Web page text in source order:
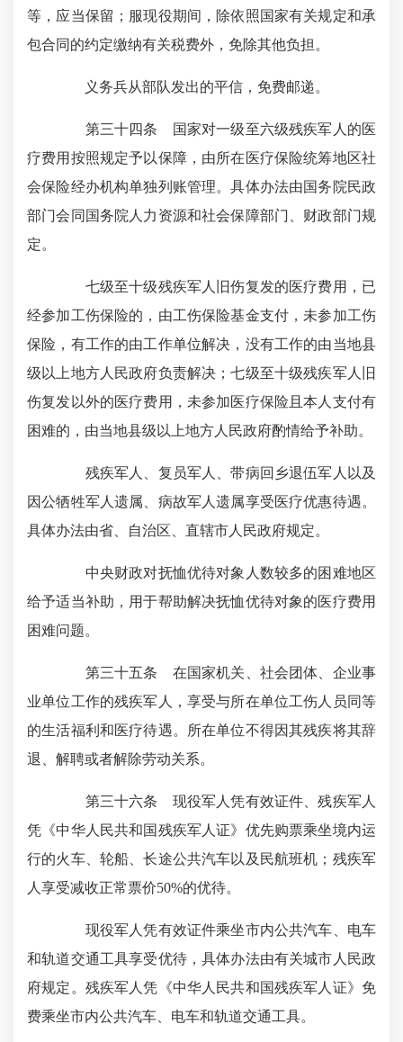
等，应当保留；服现役期间，除依照国家有关规定和承
包合同的约定缴纳有关税费外，免除其他负担。
义务兵从部队发出的平信，免费邮递。
第三十四条 国家对一级至六级残疾军人的医
疗费用按照规定予以保障，由所在医疗保险统筹地区社
会保险经办机构单独列账管理。具体办法由国务院民政
部门会同国务院人力资源和社会保障部门、财政部门规
定。
七级至十级残疾军人旧伤复发的医疗费用，已
经参加工伤保险的，由工伤保险基金支付，未参加工伤
保险，有工作的由工作单位解决，没有工作的由当地县
级以上地方人民政府负责解决；七级至十级残疾军人旧
伤复发以外的医疗费用，未参加医疗保险且本人支付有
困难的，由当地县级以上地方人民政府酌情给予补助。
残疾军人、复员军人、带病回乡退伍军人以及
因公牺牲军人遗属、病故军人遗属享受医疗优惠待遇。
具体办法由省、自治区、直辖市人民政府规定。
中央财政对抚恤优待对象人数较多的困难地区
给予适当补助，用于帮助解决抚恤优待对象的医疗费用
困难问题。
第三十五条 在国家机关、社会团体、企业事
业单位工作的残疾军人，享受与所在单位工伤人员同等
的生活福利和医疗待遇。所在单位不得因其残疾将其辞
退、解聘或者解除劳动关系。
第三十六条 现役军人凭有效证件、残疾军人
凭《中华人民共和国残疾军人证》优先购票乘坐境内运
行的火车、轮船、长途公共汽车以及民航班机；残疾军
人享受减收正常票价50%的优待。
现役军人凭有效证件乘坐市内公共汽车、电车
和轨道交通工具享受优待，具体办法由有关城市人民政
府规定。残疾军人凭《中华人民共和国残疾军人证》免
费乘坐市内公共汽车、电车和轨道交通工具。